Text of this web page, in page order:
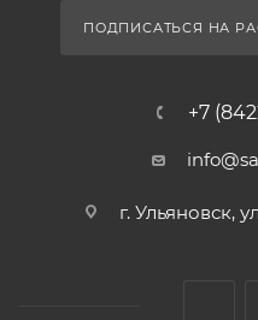
ПОДПИСАТЬСЯ НА
+7
г. Ульяновск,